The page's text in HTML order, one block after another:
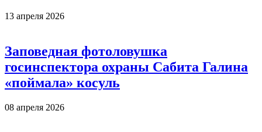
13 апреля 2026
Заповедная фотоловушка
госинспектора охраны Сабита Галина
«поймала» косуль
08 апреля 2026